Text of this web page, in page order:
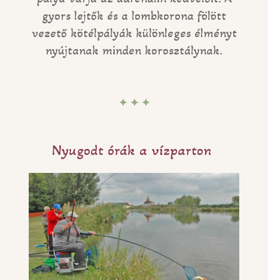
gyors lejtők és a lombkorona fölött
vezető kötélpályák különleges élményt
nyújtanak minden korosztálynak.
✦ ✦ ✦
Nyugodt órák a vízparton